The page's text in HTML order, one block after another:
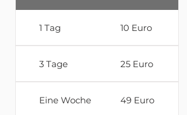
1 Tag 10 Euro
3 Tage 25 Euro
Eine Woche 49 Euro